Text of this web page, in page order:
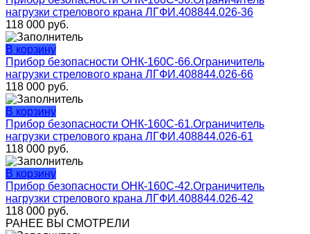
нагрузки стрелового крана ЛГФИ.408844.026-36
118 000 руб.
В корзину
Прибор безопасности ОНК-160С-66.Ограничитель
нагрузки стрелового крана ЛГФИ.408844.026-66
118 000 руб.
В корзину
Прибор безопасности ОНК-160С-61.Ограничитель
нагрузки стрелового крана ЛГФИ.408844.026-61
118 000 руб.
В корзину
Прибор безопасности ОНК-160С-42.Ограничитель
нагрузки стрелового крана ЛГФИ.408844.026-42
118 000 руб.
РАНЕЕ ВЫ СМОТРЕЛИ